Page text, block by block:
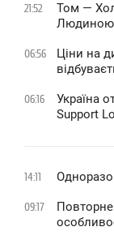
21:52
Том —
06:56
Ціни на
06:16
Україна
Support
14:11
09:17